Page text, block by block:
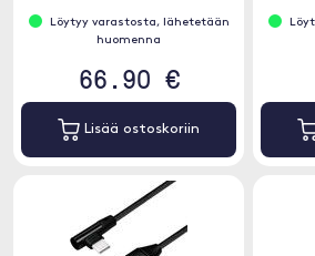
Löytyy varastosta, lähetetään
huomenna
66.90 €
Lisää ostoskoriin